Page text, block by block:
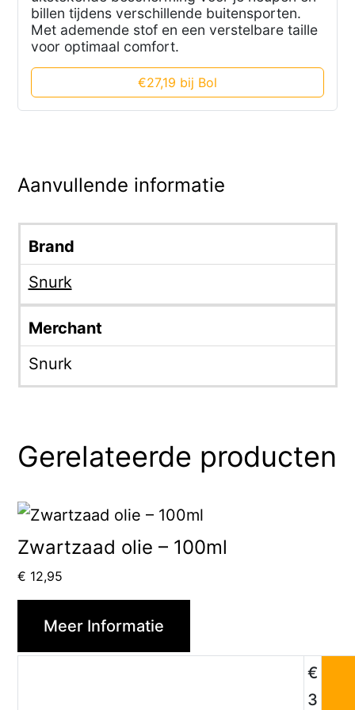
billen tijdens verschillende buitensporten.
Met ademende stof en een verstelbare taille
voor optimaal comfort.
€27,19 bij Bol
Aanvullende informatie
Brand
Snurk
Merchant
Snurk
Gerelateerde producten
Zwartzaad olie – 100ml
€ 12,95
Meer Informatie
€
3